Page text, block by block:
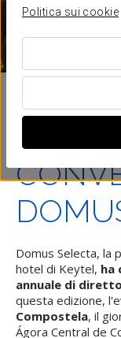
Politica sui cookie
Domus Selecta, la
hotel di Keytel, ha
annuale di
questa edizione,
Compostela, il
Ágora Central de